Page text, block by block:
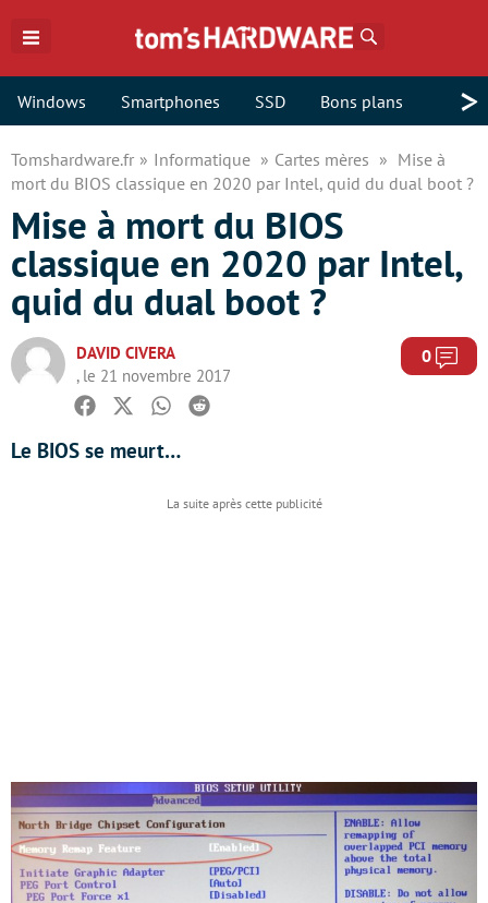
Windows Smartphones SSD Bons plans >
Tomshardware.fr Informatique Cartes mères
Mise à
mort du BIOS classique en 2020 par Intel, quid du dual boot ?
Mise à mort du BIOS
classique en 2020 par Intel,
quid du dual boot ?
DAVID CIVERA
, le 21 novembre 2017
0
Facebook
TwitterWhatsapp
Reddit
Le BIOS se meurt…